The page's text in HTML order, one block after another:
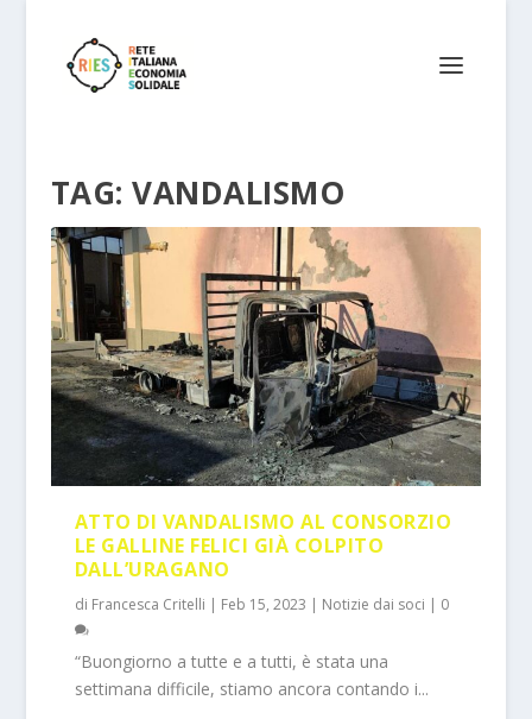
TAG:VANDALISMO
ATTO DI VANDALISMO AL CONSORZIO
LE GALLINE FELICI GIÀ COLPITO
DALL’URAGANO
di Francesca Critelli | Feb 15, 2023 | Notizie dai soci | 0
“Buongiorno a tutte e a tutti, è stata una
settimana difficile, stiamo ancora contando i...